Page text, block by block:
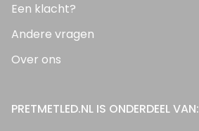
Een klacht?
Andere vragen
Over ons
PRETMETLED.NL IS ONDERDEEL VAN: